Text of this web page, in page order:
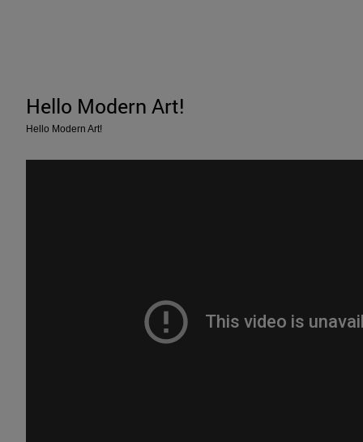
Hello Modern Art!
Hello Modern Art!